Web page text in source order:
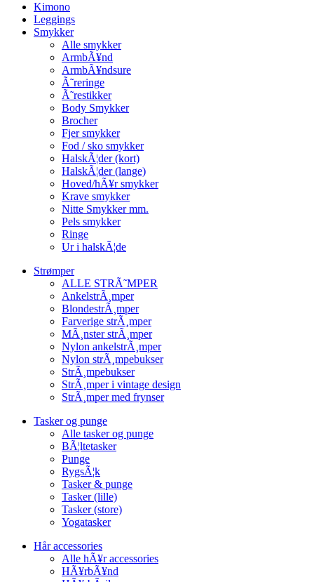
Kimono
Leggings
Smykker
Alle smykker
ArmbÃ¥nd
ArmbÃ¥ndsure
Ã˜reringe
Ã˜restikker
Body Smykker
Brocher
Fjer smykker
Fod / sko smykker
HalskÃ¦der (kort)
HalskÃ¦der (lange)
Hoved/hÃ¥r smykker
Krave smykker
Nitte Smykker mm.
Pels smykker
Ringe
Ur i halskÃ¦de
Strømper
ALLE STRÃ˜MPER
AnkelstrÃ¸mper
BlondestrÃ¸mper
Farverige strÃ¸mper
MÃ¸nster strÃ¸mper
Nylon ankelstrÃ¸mper
Nylon strÃ¸mpebukser
StrÃ¸mpebukser
StrÃ¸mper i vintage design
StrÃ¸mper med frynser
Tasker og punge
Alle tasker og punge
BÃ¦ltetasker
Punge
RygsÃ¦k
Tasker & punge
Tasker (lille)
Tasker (store)
Yogatasker
Hår accessories
Alle hÃ¥r accessories
HÃ¥rbÃ¥nd